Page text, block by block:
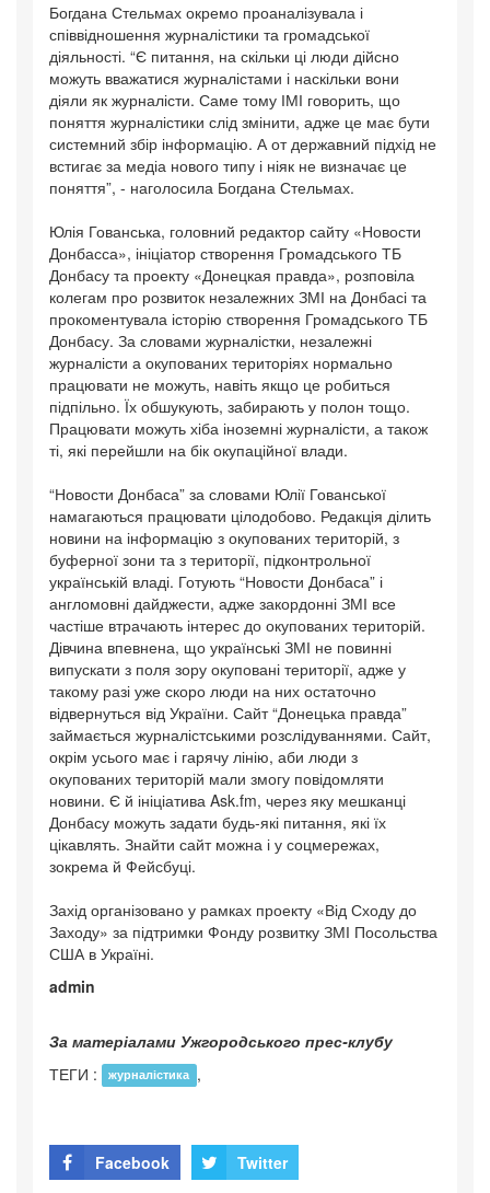
Богдана Стельмах окремо проаналізувала і
співвідношення журналістики та громадської
діяльності. “Є питання, на скільки ці люди дійсно
можуть вважатися журналістами і наскільки вони
діяли як журналісти. Саме тому ІМІ говорить, що
поняття журналістики слід змінити, адже це має бути
системний збір інформацію. А от державний підхід не
встигає за медіа нового типу і ніяк не визначає це
поняття”, - наголосила Богдана Стельмах.
Юлія Гованська, головний редактор сайту «Новости
Донбасса», ініціатор створення Громадського ТБ
Донбасу та проекту «Донецкая правда», розповіла
колегам про розвиток незалежних ЗМІ на Донбасі та
прокоментувала історію створення Громадського ТБ
Донбасу. За словами журналістки, незалежні
журналісти а окупованих територіях нормально
працювати не можуть, навіть якщо це робиться
підпільно. Їх обшукують, забирають у полон тощо.
Працювати можуть хіба іноземні журналісти, а також
ті, які перейшли на бік окупаційної влади.
“Новости Донбаса” за словами Юлії Гованської
намагаються працювати цілодобово. Редакція ділить
новини на інформацію з окупованих територій, з
буферної зони та з території, підконтрольної
українській владі. Готують “Новости Донбаса” і
англомовні дайджести, адже закордонні ЗМІ все
частіше втрачають інтерес до окупованих територій.
Дівчина впевнена, що українські ЗМІ не повинні
випускати з поля зору окуповані території, адже у
такому разі уже скоро люди на них остаточно
відвернуться від України. Сайт “Донецька правда”
займається журналістськими розслідуваннями. Сайт,
окрім усього має і гарячу лінію, аби люди з
окупованих територій мали змогу повідомляти
новини. Є й ініціатива Ask.fm, через яку мешканці
Донбасу можуть задати будь-які питання, які їх
цікавлять. Знайти сайт можна і у соцмережах,
зокрема й Фейсбуці.
Захід організовано у рамках проекту «Від Сходу до
Заходу» за підтримки Фонду розвитку ЗМІ Посольства
США в Україні.
admin
За матеріалами Ужгородського прес-клубу
ТЕГИ :
журналістика ,
Facebook Twitter